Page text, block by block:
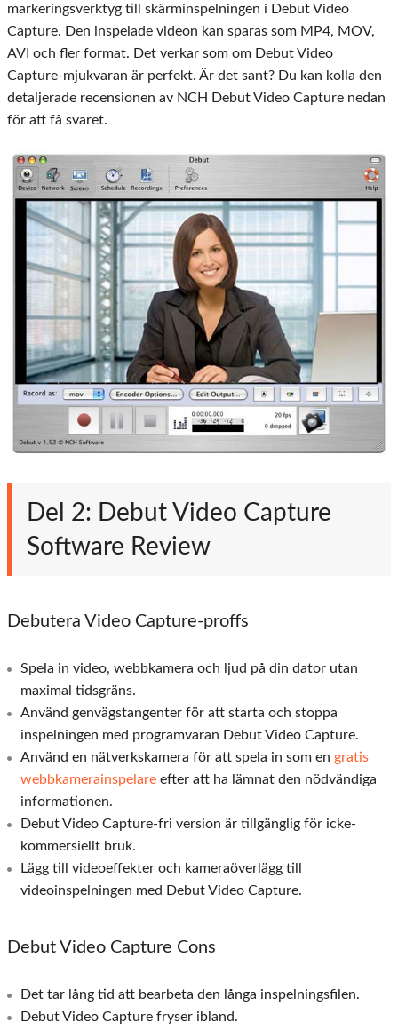
markeringsverktyg till skärminspelningen i Debut Video
Capture. Den inspelade videon kan sparas som MP4, MOV,
AVI och fler format. Det verkar som om Debut Video
Capture-mjukvaran är perfekt. Är det sant? Du kan kolla den
detaljerade recensionen av NCH Debut Video Capture nedan
för att få svaret.
Del 2: Debut Video Capture
Software Review
Debutera Video Capture-proffs
Spela in video, webbkamera och ljud på din dator utan
maximal tidsgräns.
Använd genvägstangenter för att starta och stoppa
inspelningen med programvaran Debut Video Capture.
Använd en nätverkskamera för att spela in som en gratis
webbkamerainspelare efter att ha lämnat den nödvändiga
informationen.
Debut Video Capture-fri version är tillgänglig för icke-
kommersiellt bruk.
Lägg till videoeffekter och kameraöverlägg till
videoinspelningen med Debut Video Capture.
Debut Video Capture Cons
Det tar lång tid att bearbeta den långa inspelningsfilen.
Debut Video Capture fryser ibland.